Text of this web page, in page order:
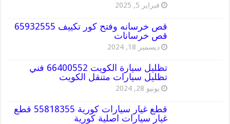
فبراير 5, 2025
قص خرسانه وفتح كور تكييف 65932555
قص خرسانات
ديسمبر 18, 2024
تظليل سيارة الكويت 66400552 فني
تظليل سيارات متنقل الكويت
يونيو 28, 2024
قطع غيار سيارات كورية 55818355 قطع
غيار سيارات اصلية كورية